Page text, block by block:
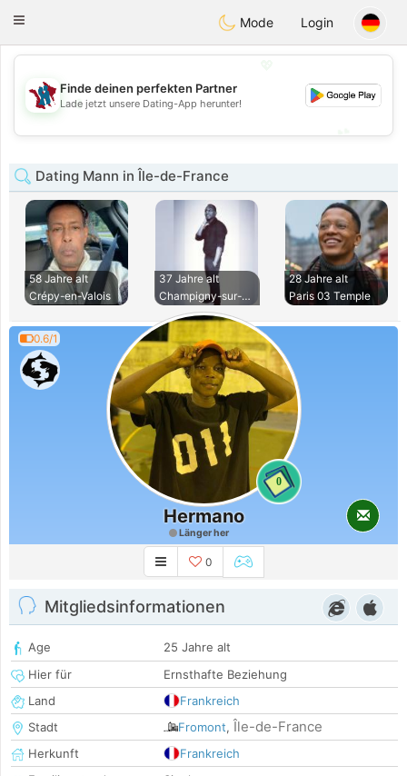
Taimerais
Toggle
Mode Login
💖
💕
Finde deinen perfekten Partner
Lade jetzt unsere Dating-App herunter!
Dating Mann in Île-de-France
58 Jahre alt
Crépy-en-Valois
37 Jahre alt
Champigny-sur-Marn
28 Jahre alt
Paris 03 Temple
0.6/1
0
Hermano
Länger her
0
Mitgliedsinformationen
Age
25 Jahre alt
Hier für
Ernsthafte Beziehung
Land
Frankreich
Stadt
Fromont, Île-de-France
Herkunft
Frankreich